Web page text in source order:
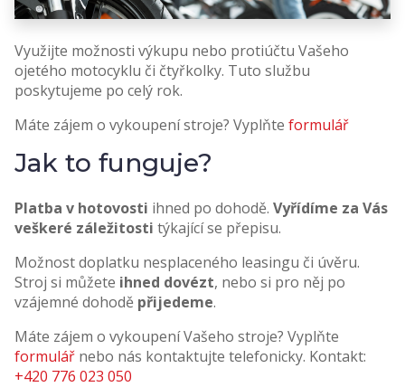
Využijte možnosti výkupu nebo protiúčtu Vašeho
ojetého motocyklu či čtyřkolky. Tuto službu
poskytujeme po celý rok.
Máte zájem o vykoupení stroje? Vyplňte formulář
Jak to funguje?
Platba v hotovosti ihned po dohodě. Vyřídíme za Vás
veškeré záležitosti týkající se přepisu.
Možnost doplatku nesplaceného leasingu či úvěru.
Stroj si můžete ihned dovézt, nebo si pro něj po
vzájemné dohodě přijedeme.
Máte zájem o vykoupení Vašeho stroje? Vyplňte
formulář nebo nás kontaktujte telefonicky. Kontakt:
+420 776 023 050